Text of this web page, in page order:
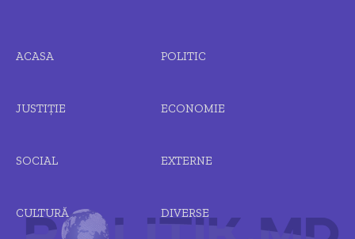
ACASA POLITIC
JUSTIȚIE ECONOMIE
SOCIAL EXTERNE
CULTURĂ DIVERSE